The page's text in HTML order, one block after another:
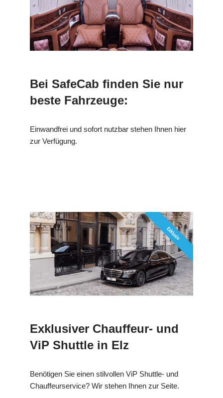
Bei SafeCab finden Sie nur
beste Fahrzeuge:
Einwandfrei und sofort nutzbar stehen Ihnen hier
zur Verfügung.
Exklusiver Chauffeur- und
ViP Shuttle in Elz
Benötigen Sie einen stilvollen ViP Shuttle- und
Chauffeurservice? Wir stehen Ihnen zur Seite.